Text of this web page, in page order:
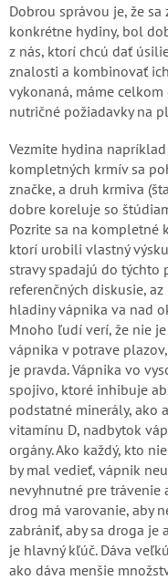
Dobrou správou je, že
konkrétne hydiny, bol
z nás, ktorí chcú dať
znalosti a kombinovať
vykonaná, máme
nutričné požiadavky na
Vezmite hydina
kompletných krmív sa
značke, a druh krmiva
dobre koreluje so
Pozrite sa na kompletné
ktorí urobili vlastný
stravy spadajú do týchto
referenčných diskusie,
hladiny vápnika va nad
Mnoho ľudí verí, že nie
vápnika v potrave
je pravda. Vápnika vo
spojivo, ktoré inhibuje
podstatné minerály, ako
vitamínu D, nadbytok
orgány. Ako každý, kto
by mal vedieť, vápnik
nevyhnutné pre trávenie
drog má varovanie, aby
zabrániť, aby sa droga je
je hlavný kľúč. Dáva
ako dáva menšie